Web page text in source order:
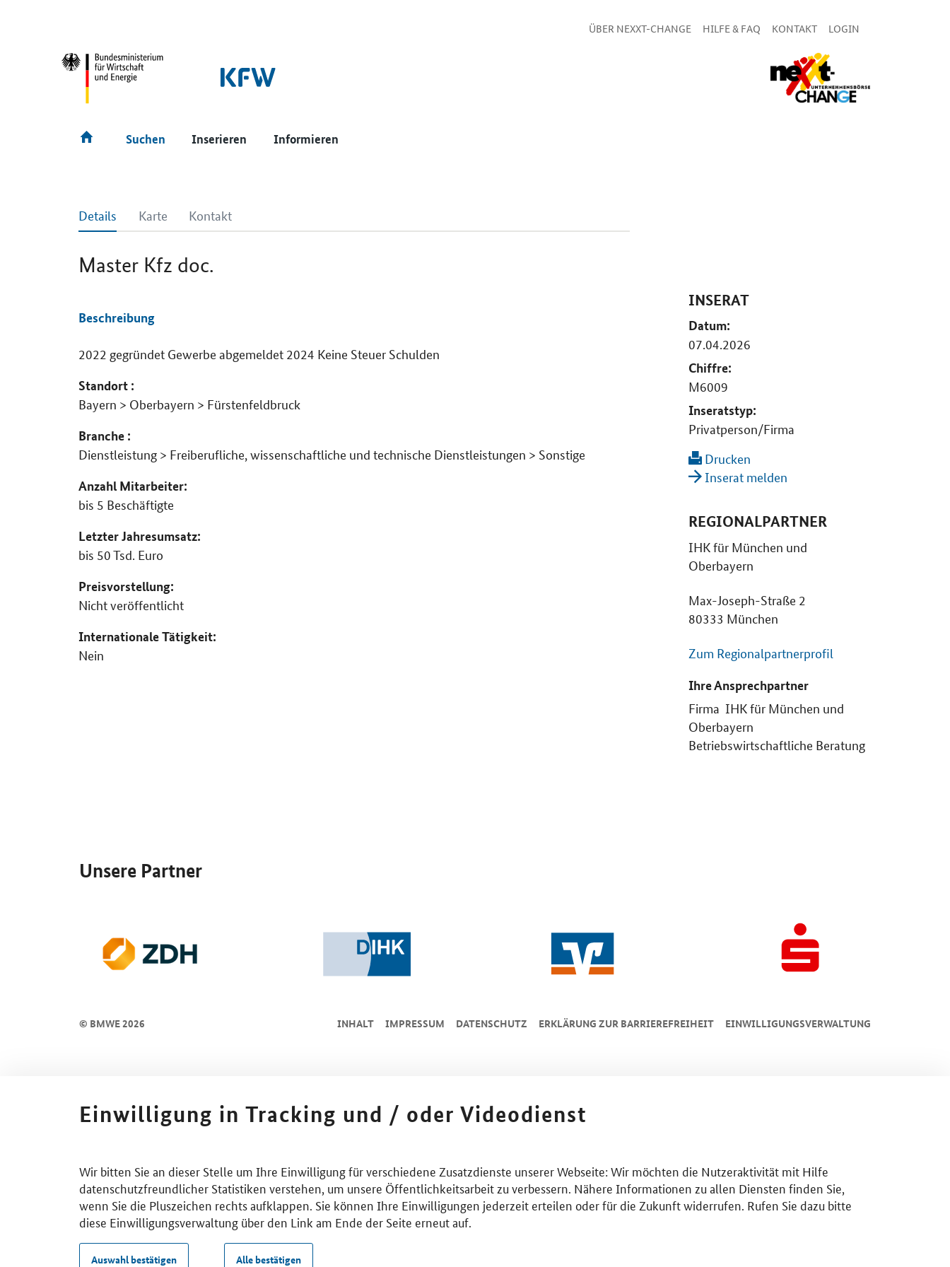
ÜBER NEXXT-CHANGE HILFE & FAQ KONTAKT LOGIN
Suchen Inserieren Informieren
Details Karte Kontakt
Master Kfz doc.
Details
Beschreibung
2022 gegründet Gewerbe abgemeldet 2024 Keine Steuer Schulden
Standort :
Bayern > Oberbayern > Fürstenfeldbruck
Branche :
Dienstleistung > Freiberufliche, wissenschaftliche und technische Dienstleistungen > Sonstige
Anzahl Mitarbeiter:
bis 5 Beschäftigte
Letzter Jahresumsatz:
bis 50 Tsd. Euro
Preisvorstellung:
Nicht veröffentlicht
Internationale Tätigkeit:
Nein
INSERAT
Datum:
07.04.2026
Chiffre:
M6009
Inseratstyp:
Privatperson/Firma
Drucken
Inserat melden
REGIONALPARTNER
IHK für München und
Oberbayern
Max-Joseph-Straße 2
80333 München
Zum Regionalpartnerprofil
Ihre Ansprechpartner
Firma IHK für München und
Oberbayern
Betriebswirtschaftliche Beratung
Unsere Partner
© BMWE 2026 INHALT IMPRESSUM DA­TEN­SCHUTZ ERKLÄRUNG ZUR BARRIEREFREIHEIT EINWILLIGUNGSVERWALTUNG
Einwilligung in Tracking und / oder Videodienst
Wir bitten Sie an dieser Stelle um Ihre Einwilligung für verschiedene Zusatzdienste unserer Webseite: Wir möchten die Nutzeraktivität mit Hilfe
datenschutzfreundlicher Statistiken verstehen, um unsere Öffentlichkeitsarbeit zu verbessern. Nähere Informationen zu allen Diensten finden Sie,
wenn Sie die Pluszeichen rechts aufklappen. Sie können Ihre Einwilligungen jederzeit erteilen oder für die Zukunft widerrufen. Rufen Sie dazu bitte
diese Einwilligungsverwaltung über den Link am Ende der Seite erneut auf.
Auswahl bestätigen Alle bestätigen